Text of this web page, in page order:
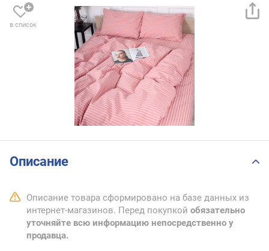
в список
Описание
Описание товара сформировано на базе данных из
интернет-магазинов. Перед покупкой обязательно
уточняйте всю информацию непосредственно у
продавца.